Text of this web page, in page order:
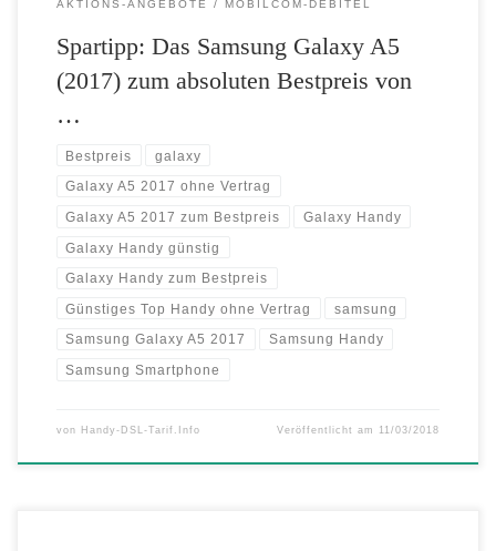
AKTIONS-ANGEBOTE MOBILCOM-DEBITEL
Spartipp: Das Samsung Galaxy A5
(2017) zum absoluten Bestpreis von
…
Bestpreis galaxy
Galaxy A5 2017 ohne Vertrag
Galaxy A5 2017 zum Bestpreis Galaxy Handy
Galaxy Handy günstig
Galaxy Handy zum Bestpreis
Günstiges Top Handy ohne Vertrag samsung
Samsung Galaxy A5 2017 Samsung Handy
Samsung Smartphone
von Handy-DSL-Tarif.Info Veröffentlicht am 11/03/2018